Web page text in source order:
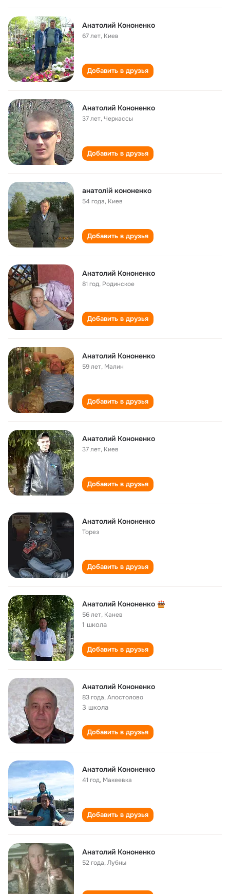
Анатолий Кононенко
67 лет, Киев
Добавить в друзья
Анатолий Кононенко
37 лет,Черкассы
Добавить в друзья
анатолій кононенко
54 года, Киев
Добавить в друзья
Анатолий Кононенко
81 год, Родинское
Добавить в друзья
Анатолий Кононенко
59 лет, Малин
Добавить в друзья
Анатолий Кононенко
37 лет, Киев
Добавить в друзья
Анатолий Кононенко
Торез
Добавить в друзья
Анатолий Кононенко
56 лет, Канев
1 школа
Добавить в друзья
Анатолий Кононенко
83 года,Апостолово
3 школа
Добавить в друзья
Анатолий Кононенко
41 год, Макеевка
Добавить в друзья
Анатолий Кононенко
52 года,Лубны